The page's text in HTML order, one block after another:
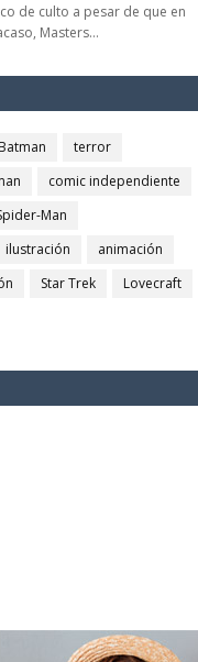
de culto a pesar de que en
Masters…
Batman
terror
comic independiente
Man
ilustración
animación
Star Trek
Lovecraft